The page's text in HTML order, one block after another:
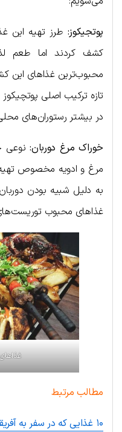
پوتجیکوز: طرز تهیه این
کشف کردند اما طعم
محبوب‌ترین غذاهای این
تازه ترکیب اصلی
در بیشتر رستوران‌های
خوراک مرغ دوربان:نوعی
مرغ و ادویه مخصوص
به دلیل شبیه بودن
غذاهای محبوب
مطالب مرتبط
۱۰ غذایی که در سفر به آفریقای جنوبی حتما باید امتحان کنید